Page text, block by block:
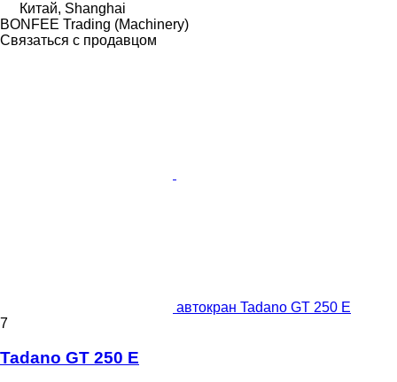
Китай, Shanghai
BONFEE Trading (Machinery)
Связаться с продавцом
автокран Tadano GT 250 E
7
Tadano GT 250 E